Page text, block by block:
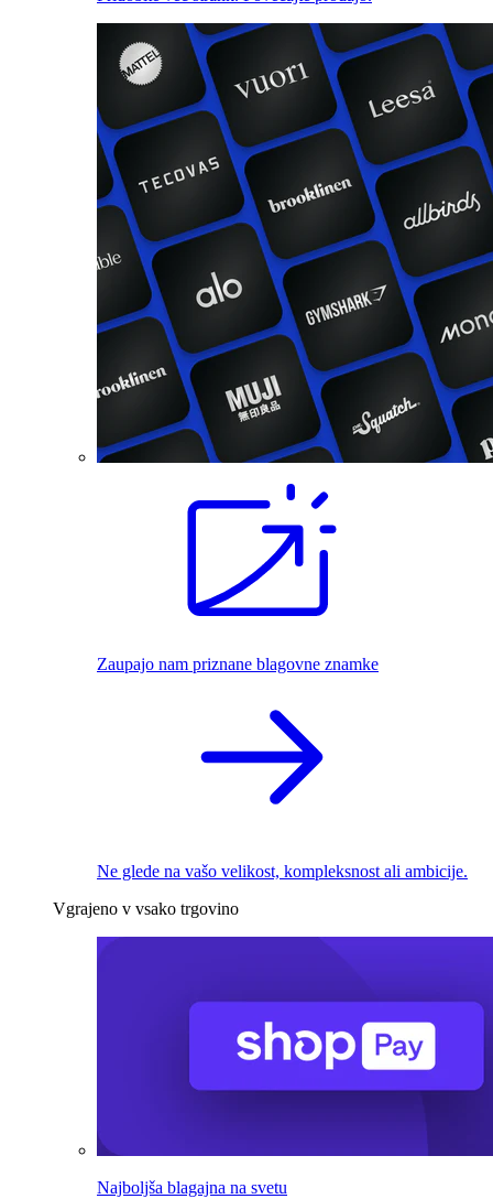
Zaupajo nam priznane blagovne znamke
Ne glede na vašo velikost, kompleksnost ali ambicije.
Vgrajeno v vsako trgovino
Najboljša blagajna na svetu